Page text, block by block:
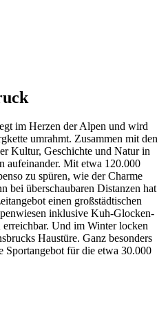
im Herzen der Alpen und wird
umrahmt. Zusammen mit den
Kultur, Geschichte und Natur in
aufeinander. Mit etwa 120.000
zu spüren, wie der Charme
bei überschaubaren Distanzen hat
einen großstädtischen
inklusive Kuh-Glocken-
Und im Winter locken
Haustüre. Ganz besonders
Sportangebot für die etwa 30.000